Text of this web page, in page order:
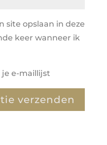
site opslaan in deze
keer wanneer ik
je e-maillijst